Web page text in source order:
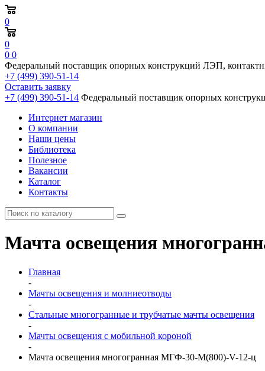
0
0
0 0
Федеральный поставщик опорных конструкций ЛЭП,
+7 (499) 390-51-14
Оставить заявку
+7 (499) 390-51-14 Федеральный поставщик опорных
Интернет магазин
О компании
Наши цены
Библиотека
Полезное
Вакансии
Каталог
Контакты
Мачта освещения
Главная
-
Мачты освещения и молниеотводы
-
Стальные многогранные и трубчатые мачты освещения
-
Мачты освещения с мобильной короной
-
Мачта освещения многогранная МГФ-30-М(800)-V-12-ц